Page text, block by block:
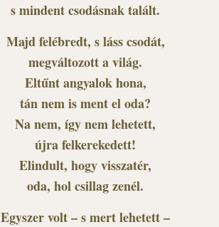
s mindent csodásnak talált.
Majd felébredt, s láss csodát,
megváltozott a világ.
Eltűnt angyalok hona,
tán nem is ment el oda?
Na nem, így nem lehetett,
újra felkerekedett!
Elindult, hogy visszatér,
oda, hol csillag zenél.
Egyszer volt – s mert lehetett –